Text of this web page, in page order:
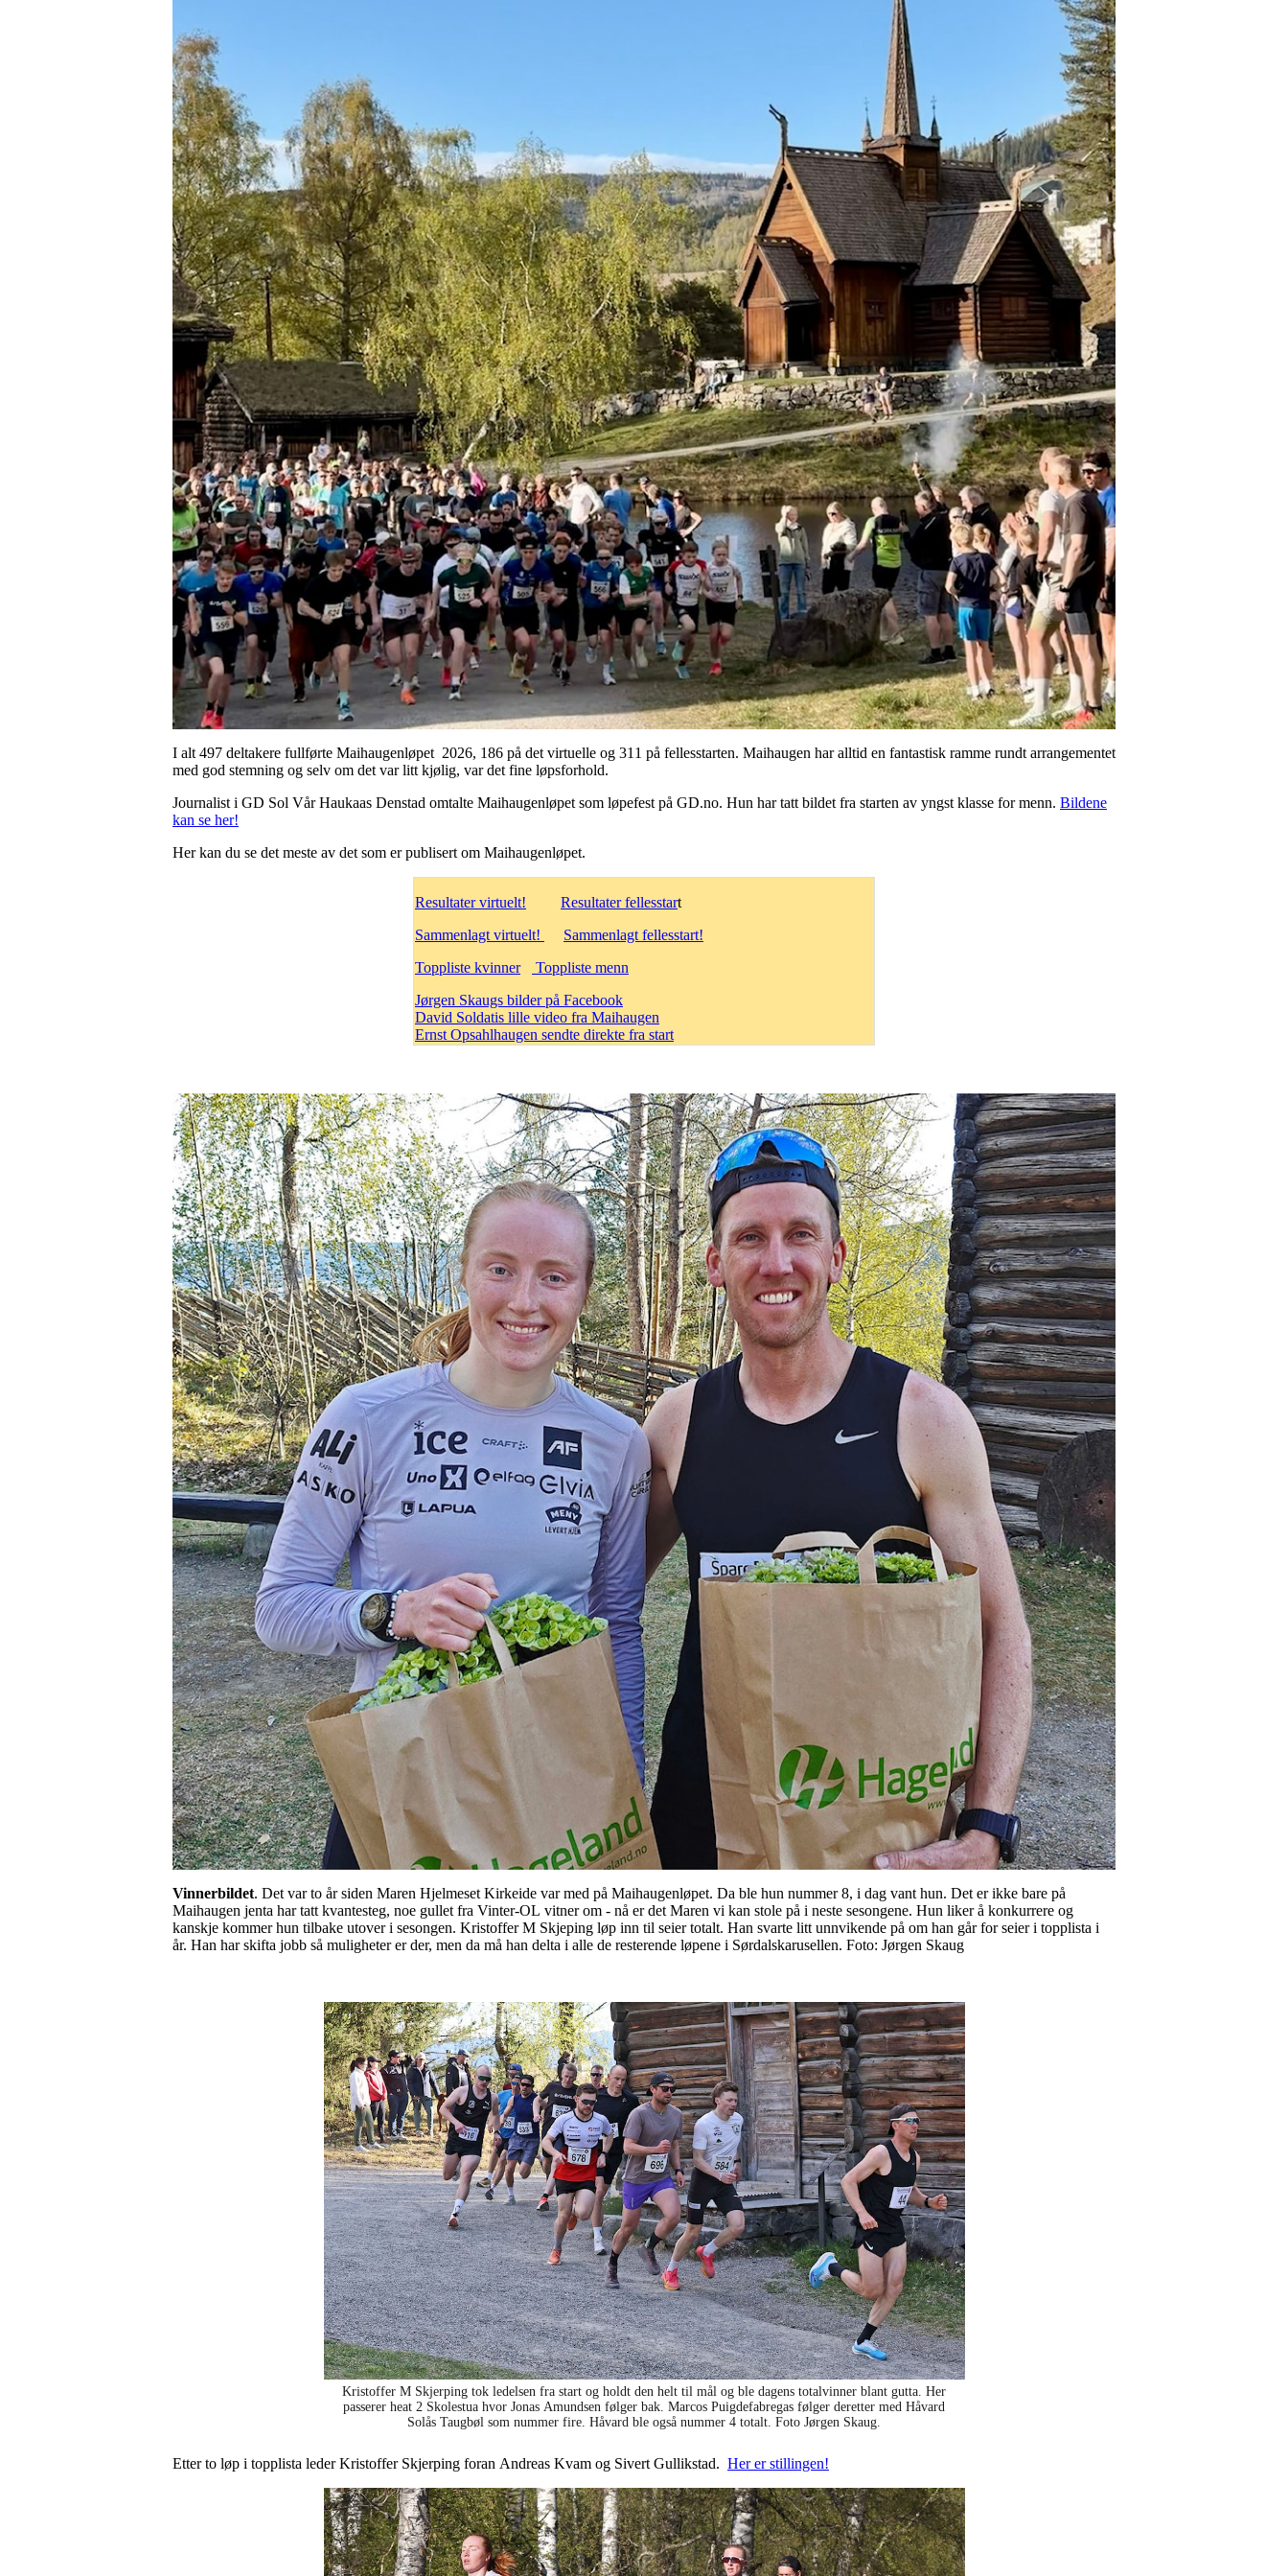
I alt 497 deltakere fullførte Maihaugenløpet 2026, 186 på det virtuelle og 311 på fellesstarten. Maihaugen har alltid en fantastisk ramme rundt arrangementet
med god stemning og selv om det var litt kjølig, var det fine løpsforhold.
Journalist i GD Sol Vår Haukaas Denstad omtalte Maihaugenløpet som løpefest på GD.no. Hun har tatt bildet fra starten av yngst klasse for menn. Bildene
kan se her!
Her kan du se det meste av det som er publisert om Maihaugenløpet.
Resultater virtuelt! Resultater fellesstart
Sammenlagt virtuelt!
Sammenlagt fellesstart!
Toppliste kvinner
Toppliste menn
Jørgen Skaugs bilder på Facebook
David Soldatis lille video fra Maihaugen
Ernst Opsahlhaugen sendte direkte fra start
Vinnerbildet. Det var to år siden Maren Hjelmeset Kirkeide var med på Maihaugenløpet. Da ble hun nummer 8, i dag vant hun. Det er ikke bare på
Maihaugen jenta har tatt kvantesteg, noe gullet fra Vinter-OL vitner om - nå er det Maren vi kan stole på i neste sesongene. Hun liker å konkurrere og
kanskje kommer hun tilbake utover i sesongen. Kristoffer M Skjeping løp inn til seier totalt. Han svarte litt unnvikende på om han går for seier i topplista i
år. Han har skifta jobb så muligheter er der, men da må han delta i alle de resterende løpene i Sørdalskarusellen. Foto: Jørgen Skaug
Kristoffer M Skjerping tok ledelsen fra start og holdt den helt til mål og ble dagens totalvinner blant gutta. Her
passerer heat 2 Skolestua hvor Jonas Amundsen følger bak. Marcos Puigdefabregas følger deretter med Håvard
Solås Taugbøl som nummer fire. Håvard ble også nummer 4 totalt. Foto Jørgen Skaug.
Etter to løp i topplista leder Kristoffer Skjerping foran Andreas Kvam og Sivert Gullikstad. Her er stillingen!